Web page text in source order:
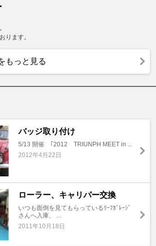
ります。
もっと見る
バッジ取り付け
5/13 開催 ｢2012 TRIUNPH MEET in ...
2012年4月22日
ローラー、キャリパー交換
いつも面倒を見てもらっているﾘｰﾌｶﾞﾚｰｼﾞ
さんへ入庫、 ...
2011年10月18日